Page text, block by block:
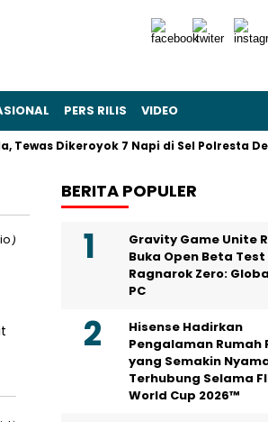
PERS RILIS VIDEO
Dikeroyok 7 Napi di Sel Polresta
BERITA POPULER
Gravity Game Unite
Buka Open Beta
Ragnarok Zero:
PC
Hisense Hadirkan
Pengalaman Rumah
yang Semakin
Terhubung Selama
World Cup 2026™